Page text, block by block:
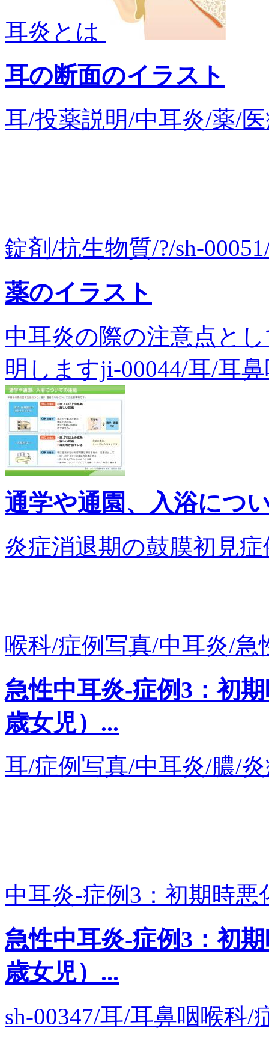
耳炎とは
耳の断面のイラスト
耳/投薬説明/中耳炎/薬/
錠剤/抗生物質/?/sh-
薬のイラスト
中耳炎の際の注意点と
明しますji-00044/耳/耳
通学や通園、入浴につ
炎症消退期の鼓膜初見
喉科/症例写真/中耳炎/急
急性中耳炎-症例3：初
歳女児）...
耳/症例写真/中耳炎/膿/
中耳炎-症例3：初期時悪
急性中耳炎-症例3：初
歳女児）...
sh-00347/耳/耳鼻咽喉科